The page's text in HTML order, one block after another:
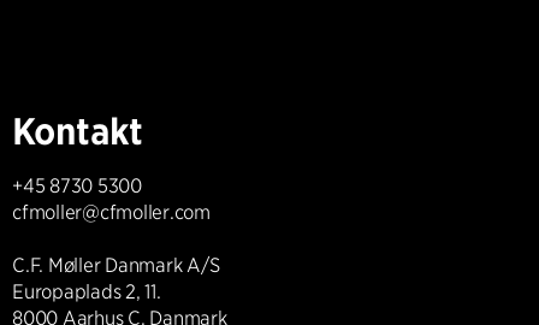
Kontakt
+45 8730 5300
cfmoller@cfmoller.com
C.F. Møller Danmark A/S
Europaplads 2, 11.
8000 Aarhus C, Danmark